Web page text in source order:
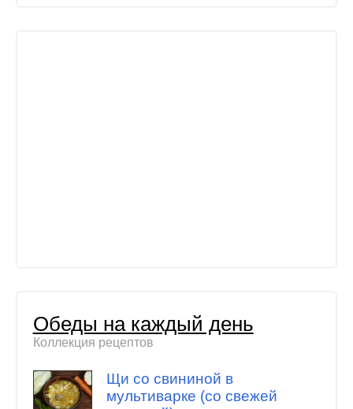
Обеды на каждый день
Коллекция рецептов
Щи со свининой в
мультиварке (со свежей